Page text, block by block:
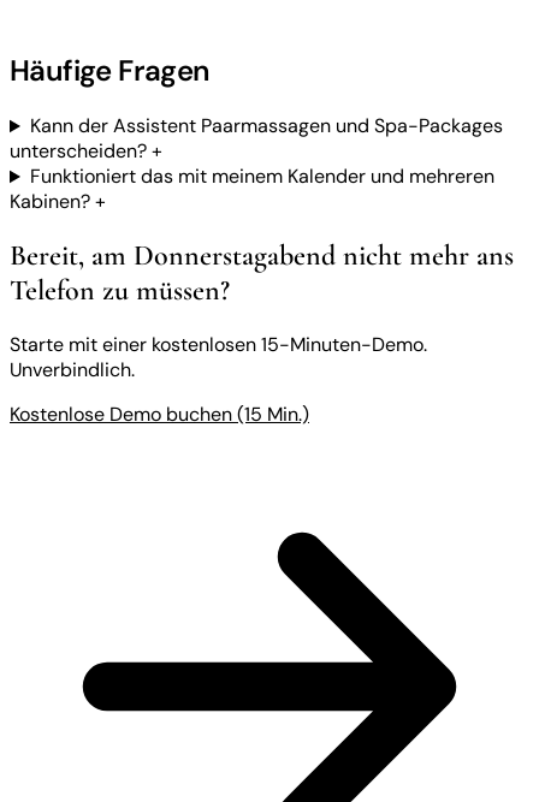
Häufige Fragen
Kann der Assistent Paarmassagen und Spa-Packages
unterscheiden?+
Funktioniert das mit meinem Kalender und mehreren
Kabinen?+
Bereit, am Donnerstagabend nicht mehr ans
Telefon zu müssen?
Starte mit einer kostenlosen 15-Minuten-Demo.
Unverbindlich.
Kostenlose Demo buchen (15 Min.)